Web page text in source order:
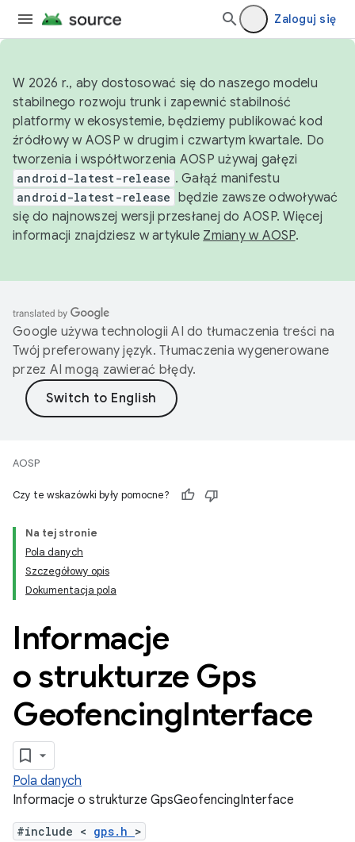
Zaloguj się
W 2026 r., aby dostosować się do naszego modelu
stabilnego rozwoju trunk i zapewnić stabilność
platformy w ekosystemie, będziemy publikować kod
źródłowy w AOSP w drugim i czwartym kwartale. Do
tworzenia i współtworzenia AOSP używaj gałęzi
android-latest-release . Gałąź manifestu
android-latest-release będzie zawsze odwoływać
się do najnowszej wersji przesłanej do AOSP. Więcej
informacji znajdziesz w artykule Zmiany w AOSP.
Google używa technologii AI do tłumaczenia treści na
Twój preferowany język. Tłumaczenia wygenerowane
przez AI mogą zawierać błędy.
AOSP
Czy te wskazówki były pomocne?
Na tej stronie
Pola danych
Szczegółowy opis
Dokumentacja pola
Informacje
o strukturze Gps
GeofencingInterface
Pola danych
Informacje o strukturze GpsGeofencingInterface
#include < gps.h >